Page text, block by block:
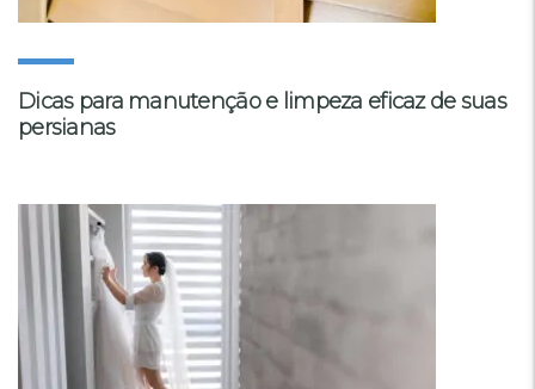
Dicas para manutenção e limpeza eficaz de suas
persianas